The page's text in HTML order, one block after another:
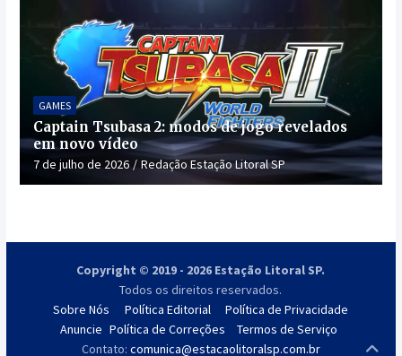
GAMES
Captain Tsubasa 2: modos de jogo revelados
em novo vídeo
7 de julho de 2026 Redação Estação Litoral SP
Copyright © 2019 - 2026 Estação Litoral SP.
Todos os direitos reservados.
Sobre Nós
Anuncie
Política Editorial
Política de Correções
Política de Privacidade
Termos de Serviço
Contato: comunica@estacaolitoralsp.com.br